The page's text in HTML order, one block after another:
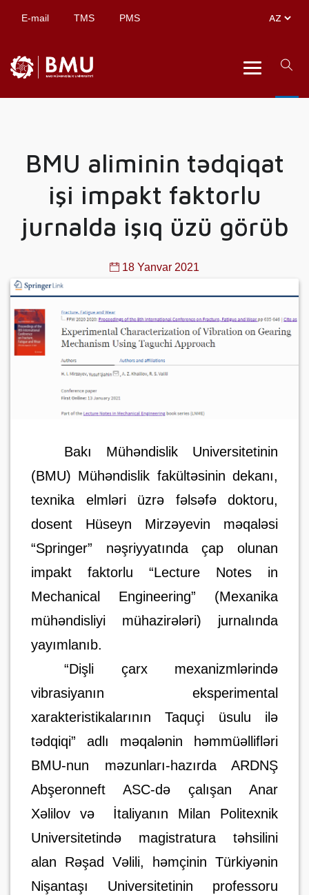
E-mail TMS PMS
BMU aliminin tədqiqat
işi impakt faktorlu
jurnalda işıq üzü görüb
18 Yanvar 2021
Bakı Mühəndislik Universitetinin
(BMU) Mühəndislik fakültəsinin dekanı,
texnika elmləri üzrə fəlsəfə doktoru,
dosent Hüseyn Mirzəyevin məqaləsi
“Springer” nəşriyyatında çap olunan
impakt faktorlu “Lecture Notes in
Mechanical Engineering” (Mexanika
mühəndisliyi mühazirələri) jurnalında
yayımlanıb.
“Dişli çarx mexanizmlərində
vibrasiyanın eksperimental
xarakteristikalarının Taquçi üsulu ilə
tədqiqi” adlı məqalənin həmmüəllifləri
BMU-nun məzunları-hazırda ARDNŞ
Abşeronneft ASC-də çalışan Anar
Xəlilov və
İtaliyanın Milan Politexnik
Universitetində magistratura təhsilini
alan Rəşad Vəlili, həmçinin Türkiyənin
Nişantaşı Universitetinin professoru